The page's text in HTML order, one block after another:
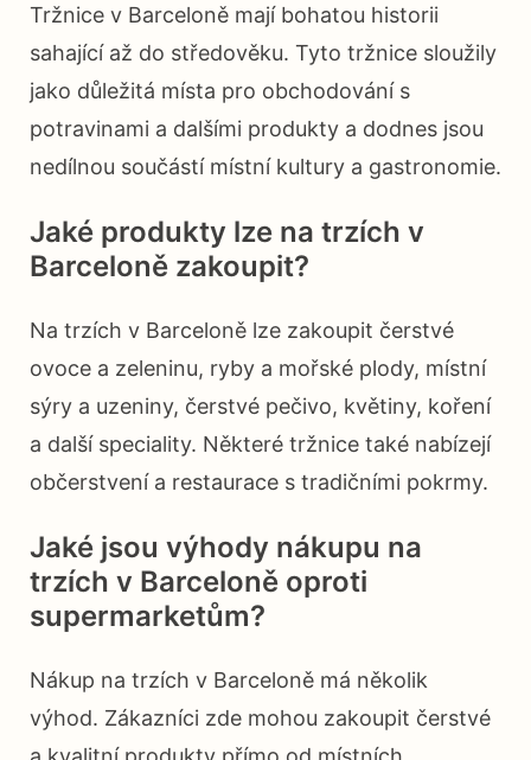
Tržnice v Barceloně mají bohatou historii
sahající až do středověku. Tyto tržnice sloužily
jako důležitá místa pro obchodování s
potravinami a dalšími produkty a dodnes jsou
nedílnou součástí místní kultury a gastronomie.
Jaké produkty lze na trzích v
Barceloně zakoupit?
Na trzích v Barceloně lze zakoupit čerstvé
ovoce a zeleninu, ryby a mořské plody, místní
sýry a uzeniny, čerstvé pečivo, květiny, koření
a další speciality. Některé tržnice také nabízejí
občerstvení a restaurace s tradičními pokrmy.
Jaké jsou výhody nákupu na
trzích v Barceloně oproti
supermarketům?
Nákup na trzích v Barceloně má několik
výhod. Zákazníci zde mohou zakoupit čerstvé